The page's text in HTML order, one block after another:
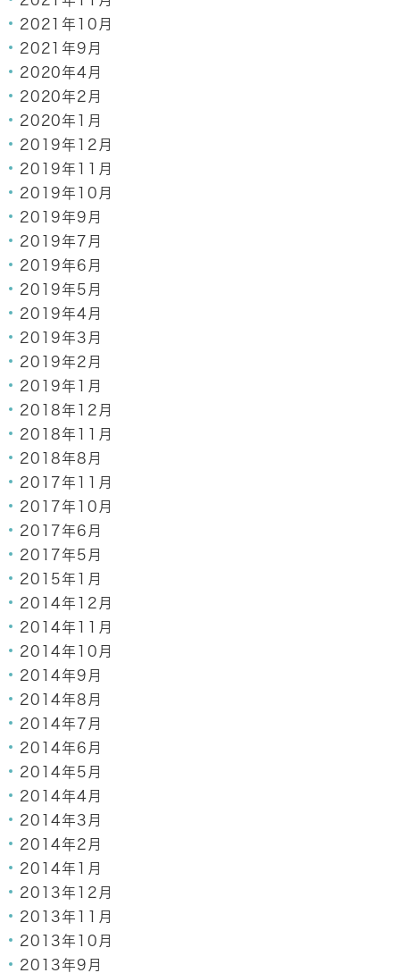
2021年10月
2021年9月
2020年4月
2020年2月
2020年1月
2019年12月
2019年11月
2019年10月
2019年9月
2019年7月
2019年6月
2019年5月
2019年4月
2019年3月
2019年2月
2019年1月
2018年12月
2018年11月
2018年8月
2017年11月
2017年10月
2017年6月
2017年5月
2015年1月
2014年12月
2014年11月
2014年10月
2014年9月
2014年8月
2014年7月
2014年6月
2014年5月
2014年4月
2014年3月
2014年2月
2014年1月
2013年12月
2013年11月
2013年10月
2013年9月